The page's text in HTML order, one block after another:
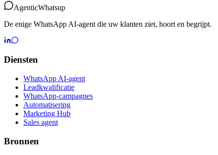
AgenticWhatsup
De enige WhatsApp AI-agent die uw klanten ziet, hoort en begrijpt.
Diensten
WhatsApp AI-agent
Leadkwalificatie
WhatsApp-campagnes
Automatisering
Marketing Hub
Sales agent
Bronnen